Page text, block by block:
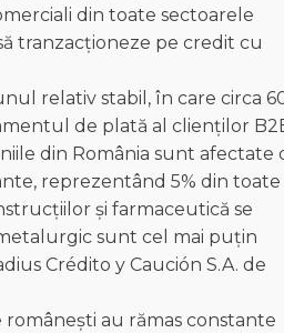
din toate sectoarele
tranzacționeze pe credit cu
relativ stabil, în care circa
de plată al clienților
din România sunt afectate
reprezentând 5% din toate
și farmaceutică se
sunt cel mai puțin
Crédito y Caución S.A. de
au rămas constante